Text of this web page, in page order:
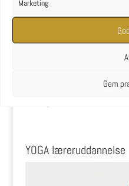
Marketing
Gem
Kork yogablok med Yin motiv
YOGA læreruddannelse